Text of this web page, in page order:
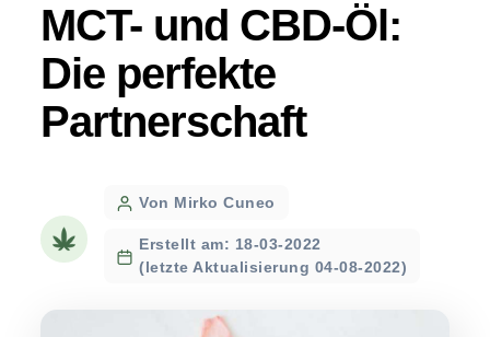
MCT- und CBD-Öl:
Die perfekte
Partnerschaft
PostVon Mirko Cuneo
Erstellt am: 18-03-2022
(letzte Aktualisierung 04-08-2022)